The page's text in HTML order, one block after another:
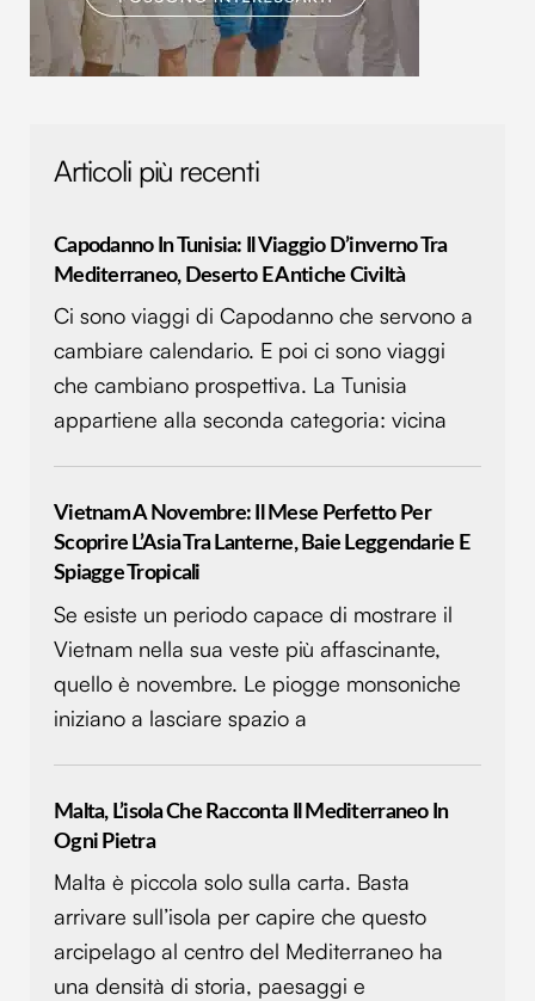
Articoli più recenti
Capodanno In Tunisia: Il Viaggio D’inverno Tra
Mediterraneo, Deserto E Antiche Civiltà
Ci sono viaggi di Capodanno che servono a
cambiare calendario. E poi ci sono viaggi
che cambiano prospettiva. La Tunisia
appartiene alla seconda categoria: vicina
Vietnam A Novembre: Il Mese Perfetto Per
Scoprire L’Asia Tra Lanterne, Baie Leggendarie E
Spiagge Tropicali
Se esiste un periodo capace di mostrare il
Vietnam nella sua veste più affascinante,
quello è novembre. Le piogge monsoniche
iniziano a lasciare spazio a
Malta, L’isola Che Racconta Il Mediterraneo In
Ogni Pietra
Malta è piccola solo sulla carta. Basta
arrivare sull’isola per capire che questo
arcipelago al centro del Mediterraneo ha
una densità di storia, paesaggi e